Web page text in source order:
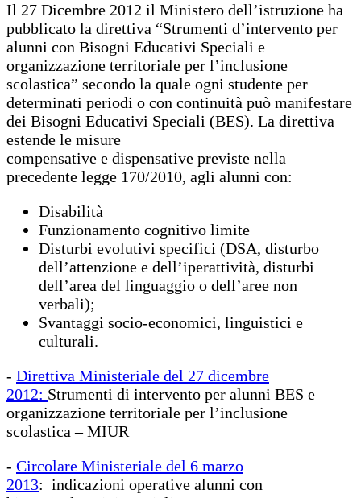
Il 27 Dicembre 2012 il Ministero dell’istruzione ha
pubblicato la direttiva “Strumenti d’intervento per
alunni con Bisogni Educativi Speciali e
organizzazione territoriale per l’inclusione
scolastica” secondo la quale ogni studente per
determinati periodi o con continuità può manifestare
dei Bisogni Educativi Speciali (BES). La direttiva
estende le misure
compensative e dispensative previste nella
precedente legge 170/2010, agli alunni con:
Disabilità
Funzionamento cognitivo limite
Disturbi evolutivi specifici (DSA, disturbo
dell’attenzione e dell’iperattività, disturbi
dell’area del linguaggio o dell’aree non
verbali);
Svantaggi socio-economici, linguistici e
culturali.
- Direttiva Ministeriale del 27 dicembre
2012: Strumenti di intervento per alunni BES e
organizzazione territoriale per l’inclusione
scolastica – MIUR
- Circolare Ministeriale del 6 marzo
2013: indicazioni operative alunni con